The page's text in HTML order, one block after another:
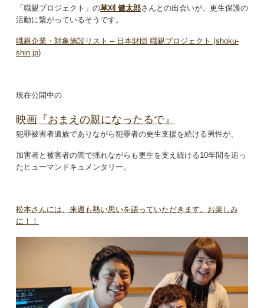
「職親プロジェクト」の草刈 健太郎さんとの出会いが、更生保護の
活動に繋がっているそうです。
職親企業・対象施設リスト – 日本財団 職親プロジェクト (shoku-
shin.jp)
現在公開中の
映画『おまえの親になったるで』
犯罪被害者遺族でありながら犯罪者の更生支援を続ける男性が、
加害者と被害者の間で揺れながらも更生を支え続ける10年間を追っ
たヒューマンドキュメンタリー。
松本さんには、来週も熱い思いを語っていただきます。お楽しみ
に！！